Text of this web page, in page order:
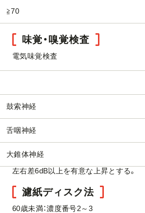
≧70
味覚・嗅覚検査
電気味覚検査
鼓索神経
舌咽神経
大錐体神経
左右差6dB以上を有意な上昇とする。
濾紙ディスク法
60歳未満：濃度番号2～3